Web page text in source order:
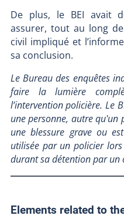
De plus, le BEI avait
assurer, tout au long
civil impliqué et
sa conclusion.
Le Bureau des enquêtes
faire la lumière
l’intervention policière. Le
une personne, autre qu'un
une blessure grave ou
utilisée par un policier
durant sa détention par un
Elements related to